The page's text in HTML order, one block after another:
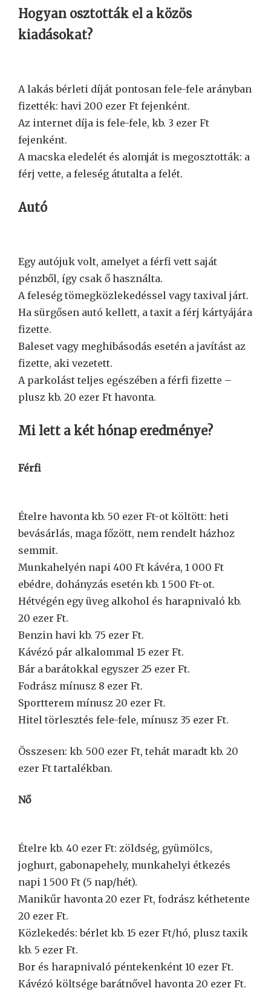
Hogyan osztották el a közös
kiadásokat?
A lakás bérleti díját pontosan fele-fele arányban
fizették: havi 200 ezer Ft fejenként.
Az internet díja is fele-fele, kb. 3 ezer Ft
fejenként.
A macska eledelét és alomját is megosztották: a
férj vette, a feleség átutalta a felét.
Autó
Egy autójuk volt, amelyet a férfi vett saját
pénzből, így csak ő használta.
A feleség tömegközlekedéssel vagy taxival járt.
Ha sürgősen autó kellett, a taxit a férj kártyájára
fizette.
Baleset vagy meghibásodás esetén a javítást az
fizette, aki vezetett.
A parkolást teljes egészében a férfi fizette –
plusz kb. 20 ezer Ft havonta.
Mi lett a két hónap eredménye?
Férfi
Ételre havonta kb. 50 ezer Ft-ot költött: heti
bevásárlás, maga főzött, nem rendelt házhoz
semmit.
Munkahelyén napi 400 Ft kávéra, 1 000 Ft
ebédre, dohányzás esetén kb. 1 500 Ft-ot.
Hétvégén egy üveg alkohol és harapnivaló kb.
20 ezer Ft.
Benzin havi kb. 75 ezer Ft.
Kávézó pár alkalommal 15 ezer Ft.
Bár a barátokkal egyszer 25 ezer Ft.
Fodrász mínusz 8 ezer Ft.
Sportterem mínusz 20 ezer Ft.
Hitel törlesztés fele-fele, mínusz 35 ezer Ft.
Összesen: kb. 500 ezer Ft, tehát maradt kb. 20
ezer Ft tartalékban.
Nő
Ételre kb. 40 ezer Ft: zöldség, gyümölcs,
joghurt, gabonapehely, munkahelyi étkezés
napi 1 500 Ft (5 nap/hét).
Manikűr havonta 20 ezer Ft, fodrász kéthetente
20 ezer Ft.
Közlekedés: bérlet kb. 15 ezer Ft/hó, plusz taxik
kb. 5 ezer Ft.
Bor és harapnivaló péntekenként 10 ezer Ft.
Kávézó költsége barátnővel havonta 20 ezer Ft.